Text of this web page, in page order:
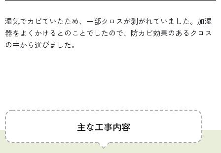
湿気でカビていたため、一部クロスが剥がれていました。加湿
器をよくかけるとのことでしたので、防カビ効果のあるクロス
の中から選びました。
主な工事内容